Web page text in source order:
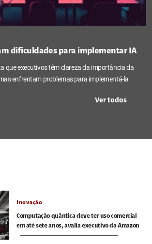
dificuldades para implementar IA
que executivos têm clareza da importância da
enfrentam problemas para implementá-la
Ver todos
Inovação
Computação quântica deve ter uso comercial
em até sete anos, avalia executivo da Amazon